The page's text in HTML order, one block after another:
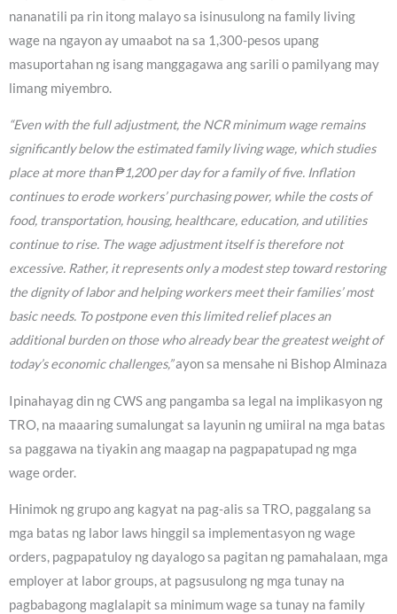
nananatili pa rin itong malayo sa isinusulong na family living
wage na ngayon ay umaabot na sa 1,300-pesos upang
masuportahan ng isang manggagawa ang sarili o pamilyang may
limang miyembro.
“Even with the full adjustment, the NCR minimum wage remains
significantly below the estimated family living wage, which studies
place at more than ₱1,200 per day for a family of five. Inflation
continues to erode workers’ purchasing power, while the costs of
food, transportation, housing, healthcare, education, and utilities
continue to rise. The wage adjustment itself is therefore not
excessive. Rather, it represents only a modest step toward restoring
the dignity of labor and helping workers meet their families’ most
basic needs. To postpone even this limited relief places an
additional burden on those who already bear the greatest weight of
today’s economic challenges,”ayon sa mensahe ni Bishop Alminaza
Ipinahayag din ng CWS ang pangamba sa legal na implikasyon ng
TRO, na maaaring sumalungat sa layunin ng umiiral na mga batas
sa paggawa na tiyakin ang maagap na pagpapatupad ng mga
wage order.
Hinimok ng grupo ang kagyat na pag-alis sa TRO, paggalang sa
mga batas ng labor laws hinggil sa implementasyon ng wage
orders, pagpapatuloy ng dayalogo sa pagitan ng pamahalaan, mga
employer at labor groups, at pagsusulong ng mga tunay na
pagbabagong maglalapit sa minimum wage sa tunay na family